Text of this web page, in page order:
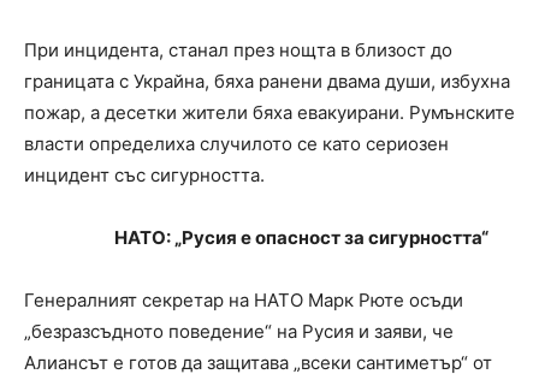
При инцидента, станал през нощта в близост до
границата с Украйна, бяха ранени двама души, избухна
пожар, а десетки жители бяха евакуирани. Румънските
власти определиха случилото се като сериозен
инцидент със сигурността.
НАТО: „Русия е опасност за сигурността“
Генералният секретар на НАТО Марк Рюте осъди
„безразсъдното поведение“ на Русия и заяви, че
Алиансът е готов да защитава „всеки сантиметър“ от